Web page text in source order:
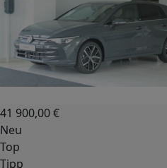
41 900,00€
Neu
Top
Tipp